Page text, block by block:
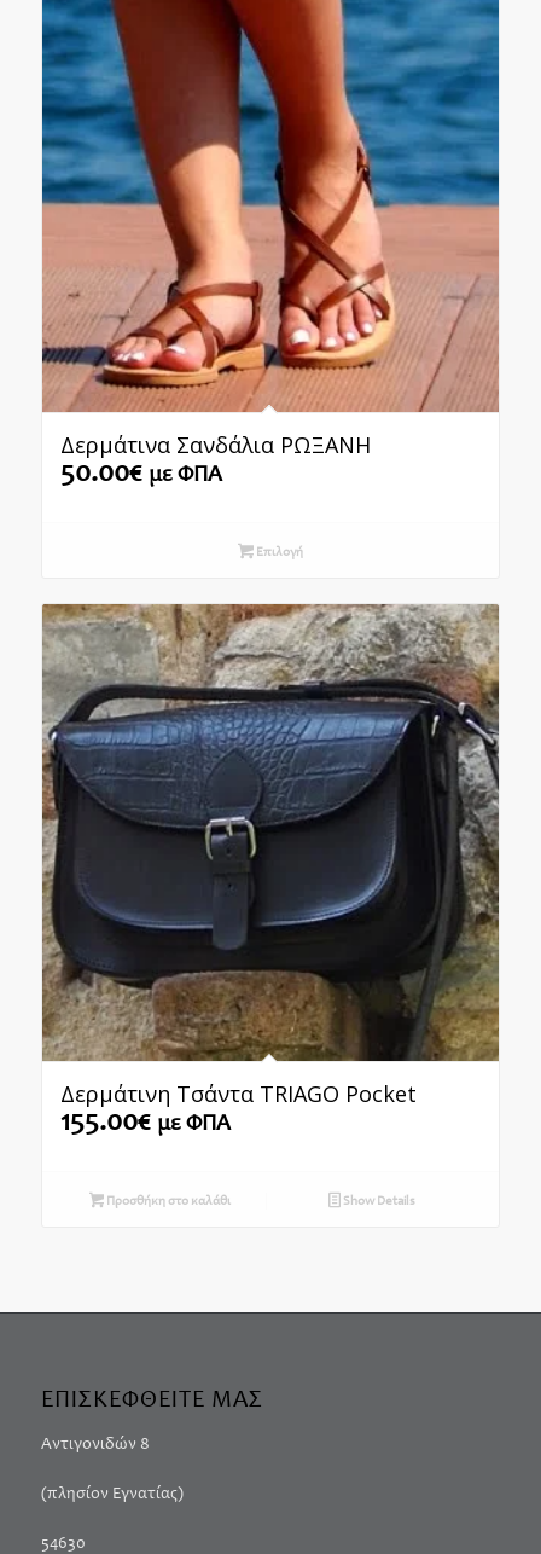
Δερμάτινα Σανδάλια ΡΩΞΑΝΗ
50.00€ με ΦΠΑ
Επιλογή
Δερμάτινη Τσάντα TRIAGO Pocket
155.00€ με ΦΠΑ
Προσθήκη στο καλάθι Show Details
ΕΠΙΣΚΕΦΘΕΙΤΕ ΜΑΣ
Αντιγονιδών 8
(πλησίον Εγνατίας)
54630